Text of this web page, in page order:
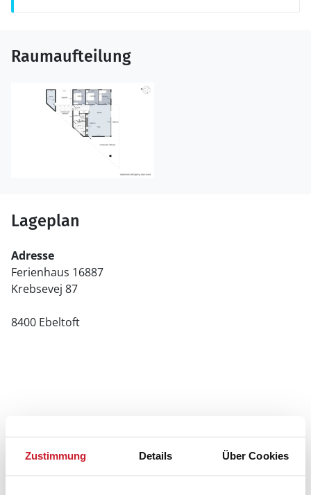
Zustimmung Details Über Cookies
Raumaufteilung
Lageplan
Adresse
Ferienhaus 16887
Krebsevej 87
8400 Ebeltoft